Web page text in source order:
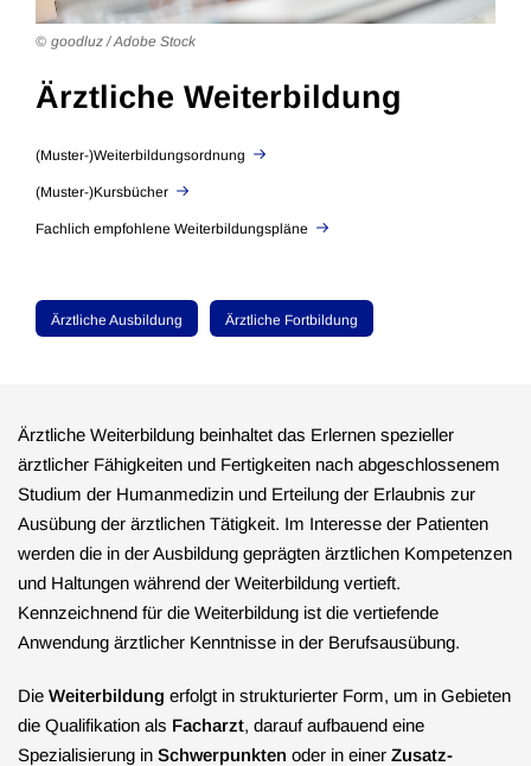
Ärztliche Weiterbildung
(Muster-)Weiterbildungsordnung
(Muster-)Kursbücher
Fachlich empfohlene Weiterbildungspläne
Ärztliche Ausbildung Ärztliche Fortbildung
goodluz / Adobe Stock
Ärztliche Weiterbildung beinhaltet das Erlernen spezieller
ärztlicher Fähigkeiten und Fertigkeiten nach abgeschlossenem
Studium der Humanmedizin und Erteilung der Erlaubnis zur
Ausübung der ärztlichen Tätigkeit. Im Interesse der Patienten
werden die in der Ausbildung geprägten ärztlichen Kompetenzen
und Haltungen während der Weiterbildung vertieft.
Kennzeichnend für die Weiterbildung ist die vertiefende
Anwendung ärztlicher Kenntnisse in der Berufsausübung.
Die Weiterbildung erfolgt in strukturierter Form, um in Gebieten
die Qualifikation als Facharzt, darauf aufbauend eine
Spezialisierung in Schwerpunkten oder in einer Zusatz-